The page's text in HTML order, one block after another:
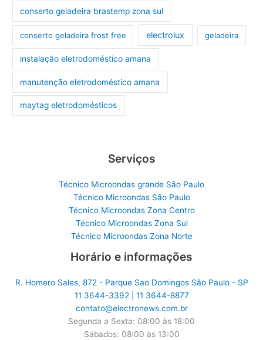
conserto geladeira brastemp zona sul
conserto geladeira frost free electrolux geladeira
instalação eletrodoméstico amana
manutenção eletrodoméstico amana
maytag eletrodomésticos
Serviços
Técnico Microondas grande São Paulo
Técnico Microondas São Paulo
Técnico Microondas Zona Centro
Técnico Microondas Zona Sul
Técnico Microondas Zona Norte
Horário e informações
R. Homero Sales, 872 - Parque Sao Domingos São Paulo - SP
11 3644-3392 | 11 3644-8877
contato@electronews.com.br
Segunda a Sexta: 08:00 às 18:00
Sábados: 08:00 às 13:00